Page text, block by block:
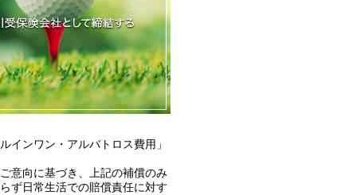
インワン・アルバトロス費用」
意向に基づき、上記の補償のみ
ず日常生活での賠償責任に対す